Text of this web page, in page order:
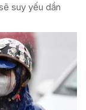
suy yếu dần